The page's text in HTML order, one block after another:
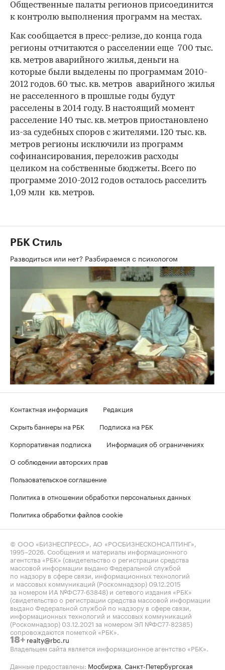
Общественные палаты регионов присоединится
к контролю выполнения программ на местах.
Как сообщается в пресс-релизе, до конца года
регионы отчитаются о расселении еще 700 тыс.
кв. метров аварийного жилья, деньги на
которые были выделены по программам 2010-
2012 годов. 60 тыс. кв. метров аварийного жилья
не расселенного в прошлые годы будут
расселены в 2014 году. В настоящий момент
расселение 140 тыс. кв. метров приостановлено
из-за судебных споров с жителями. 120 тыс. кв.
метров регионы исключили из программ
софинансирования, переложив расходы
целиком на собственные бюджеты. Всего по
программе 2010-2012 годов осталось расселить
1,09 млн кв. метров.
РБК Стиль
Разводиться или нет? Разбираемся с психологом
Контактная информация
Редакция
Скрыть баннеры на РБК
Подписка на РБК
Корпоративная подписка
Информация об ограничениях
О соблюдении авторских прав
Пользовательское соглашение
Политика в отношении обработки персональных данных
Политика обработки файлов cookie
© ООО «БИЗНЕСПРЕСС», АО «РОСБИЗНЕСКОНСАЛТИНГ»,
1995–2026 . Сообщения и материалы информационного
агентства «РБК» (свидетельство о регистрации средства
массовой информации выдано Федеральной службой
по надзору в сфере связи, информационных технологий
и массовых коммуникаций (Роскомнадзор) 09.12.2015
за номером ИА №ФС77-63848) и сетевого издания «РБК»
(свидетельство о регистрации средства массовой информации
выдано Федеральной службой по надзору в сфере связи,
информационных технологий и массовых коммуникаций
(Роскомнадзор) 03.12.2021 за номером ЭЛ №ФС77-82385)
сопровождаются пометкой «РБК».
18+ realty@rbc.ru
Владельцем сайта является информационное агентство «РБК».
Данные предоставлены: Мосбиржа Санкт-Петербургская